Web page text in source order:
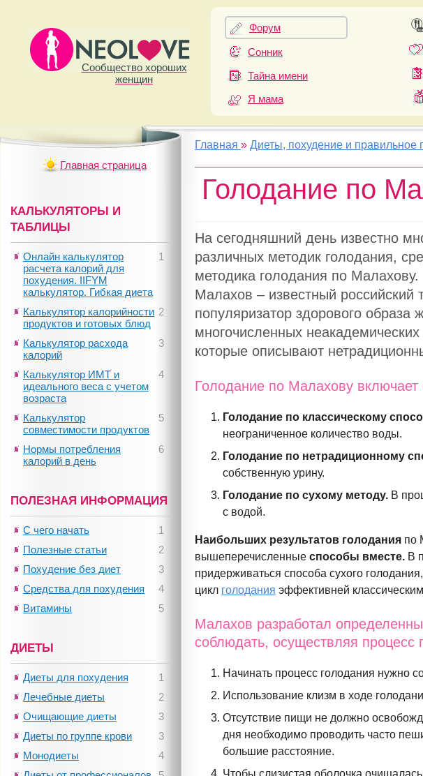
Сообщество хороших
женщин
Форум
Сонник
Тайна имени
Я мама
Главная »Диеты, похудение и правильное
Голодание по
На сегодняшний день известно
различных методик голодания,
методика голодания по
Малахов – известный российский
популяризатор здорового образа
многочисленных неакадемических
которые описывают
Голодание по Малахову включает
Голодание по классическому
неограниченное количество воды.
Голодание по нетрадиционному
собственную урину.
Голодание по сухому методу. В
с водой.
Наибольших результатов голодания по
вышеперечисленныеспособы вместе. В
придерживаться способа сухого
цикл голодания эффективней
Малахов разработал
соблюдать, осуществляя процесс
Начинать процесс голодания нужно
Использование клизм в ходе
Отсутствие пищи не должно
дня необходимо проводить часто
большие расстояние.
Чтобы слизистая оболочка
Главная страница
КАЛЬКУЛЯТОРЫ И
ТАБЛИЦЫ
1
Онлайн калькулятор
расчета калорий для
похудения. IIFYM
калькулятор. Гибкая диета
2
Калькулятор калорийности
продуктов и готовых блюд
3
Калькулятор расхода
калорий
4
Калькулятор ИМТ и
идеального веса с учетом
возраста
5
Калькулятор
совместимости продуктов
6
Нормы потребления
калорий в день
ПОЛЕЗНАЯ ИНФОРМАЦИЯ
1
С чего начать
2
Полезные статьи
3
Похудение без диет
4
Средства для похудения
5
Витамины
ДИЕТЫ
1
Диеты для похудения
2
Лечебные диеты
3
Очищающие диеты
3
Диеты по группе крови
4
Монодиеты